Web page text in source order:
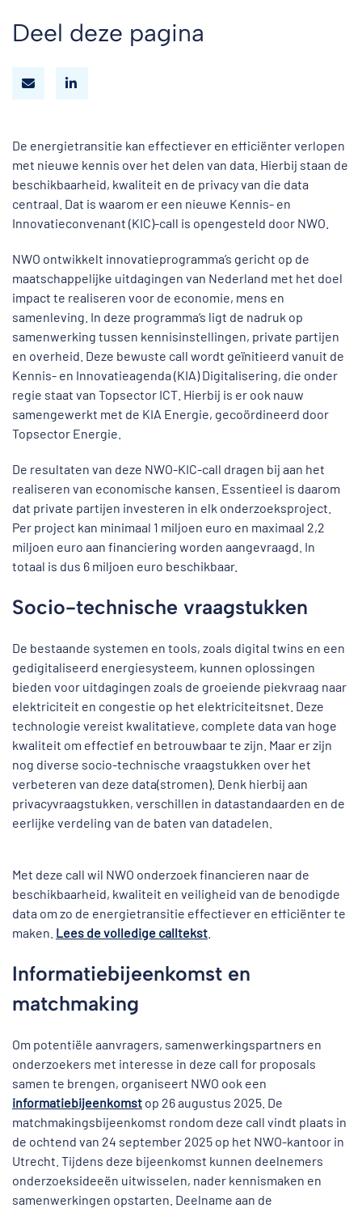
Deel deze pagina
De energietransitie kan effectiever en efficiënter verlopen
met nieuwe kennis over het delen van data. Hierbij staan de
beschikbaarheid, kwaliteit en de privacy van die data
centraal. Dat is waarom er een nieuwe Kennis- en
Innovatieconvenant (KIC)-call is opengesteld door NWO.
NWO ontwikkelt innovatieprogramma’s gericht op de
maatschappelijke uitdagingen van Nederland met het doel
impact te realiseren voor de economie, mens en
samenleving. In deze programma’s ligt de nadruk op
samenwerking tussen kennisinstellingen, private partijen
en overheid. Deze bewuste call wordt geïnitieerd vanuit de
Kennis- en Innovatieagenda (KIA) Digitalisering, die onder
regie staat van Topsector ICT. Hierbij is er ook nauw
samengewerkt met de KIA Energie, gecoördineerd door
Topsector Energie.
De resultaten van deze NWO-KIC-call dragen bij aan het
realiseren van economische kansen. Essentieel is daarom
dat private partijen investeren in elk onderzoeksproject.
Per project kan minimaal 1 miljoen euro en maximaal 2,2
miljoen euro aan financiering worden aangevraagd. In
totaal is dus 6 miljoen euro beschikbaar.
Socio-technische vraagstukken
De bestaande systemen en tools, zoals digital twins en een
gedigitaliseerd energiesysteem, kunnen oplossingen
bieden voor uitdagingen zoals de groeiende piekvraag naar
elektriciteit en congestie op het elektriciteitsnet. Deze
technologie vereist kwalitatieve, complete data van hoge
kwaliteit om effectief en betrouwbaar te zijn. Maar er zijn
nog diverse socio-technische vraagstukken over het
verbeteren van deze data(stromen). Denk hierbij aan
privacyvraagstukken, verschillen in datastandaarden en de
eerlijke verdeling van de baten van datadelen.
Met deze call wil NWO onderzoek financieren naar de
beschikbaarheid, kwaliteit en veiligheid van de benodigde
data om zo de energietransitie effectiever en efficiënter te
maken. Lees de volledige calltekst
Informatiebijeenkomst en
matchmaking
Om potentiële aanvragers, samenwerkingspartners en
onderzoekers met interesse in deze call for proposals
samen te brengen, organiseert NWO ook een
informatiebijeenkomst op 26 augustus 2025. De
matchmakingsbijeenkomst rondom deze call vindt plaats in
de ochtend van 24 september 2025 op het NWO-kantoor in
Utrecht. Tijdens deze bijeenkomst kunnen deelnemers
onderzoeksideeën uitwisselen, nader kennismaken en
samenwerkingen opstarten. Deelname aan de